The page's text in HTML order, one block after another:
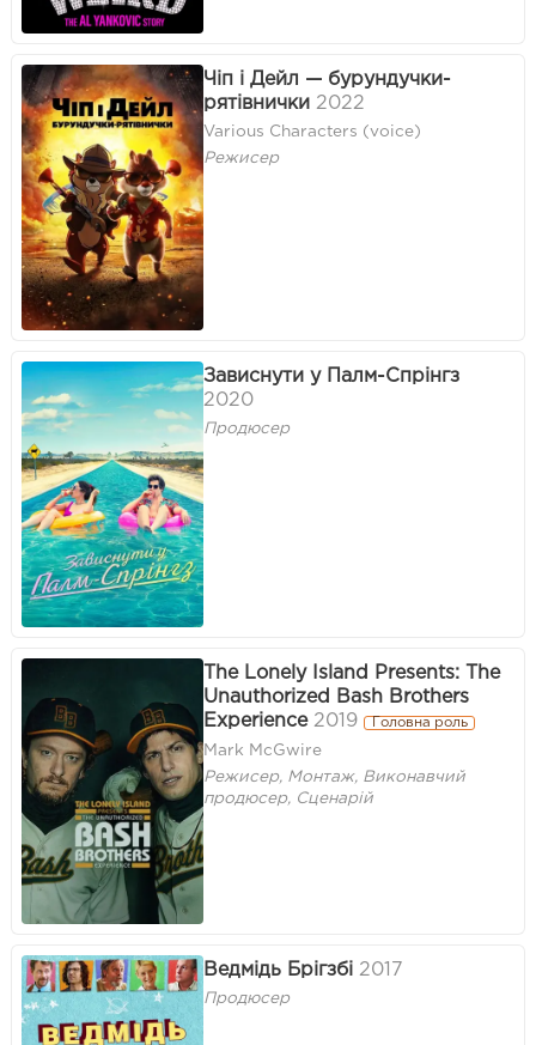
Чіп і Дейл — бурундучки-
рятівнички 2022
Various Characters (voice)
Режисер
Зависнути у Палм-Спрінгз
2020
Продюсер
The Lonely Island Presents: The
Unauthorized Bash Brothers
Experience 2019 Головна роль
Mark McGwire
Режисер, Монтаж, Виконавчий
продюсер, Сценарій
Ведмідь Брігзбі 2017
Продюсер